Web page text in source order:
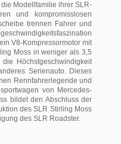
Modellfamilie ihrer SLR-
und kompromisslosen
trennen Fahrer und
V8-Kompressormotor mit
Moss in weniger als 3,5
Höchstgeschwindigkeit
Serienauto. Dieses
Rennfahrerlegende und
von Mercedes-
bildet den Abschluss der
des SLR Stirling Moss
des SLR Roadster.